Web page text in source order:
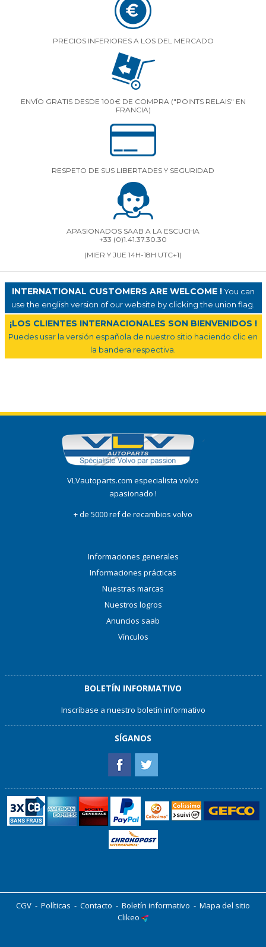
PRECIOS INFERIORES A LOS DEL MERCADO
ENVÍO GRATIS DESDE 100€ DE COMPRA ("POINTS RELAIS" EN
FRANCIA)
RESPETO DE SUS LIBERTADES Y SEGURIDAD
APASIONADOS SAAB A LA ESCUCHA
+33 (0)1.41.37.30.30
(MIER Y JUE 14H-18H UTC+1)
INTERNATIONAL CUSTOMERS ARE WELCOME !You can
use the english version of our website by clicking the union flag.
¡LOS CLIENTES INTERNACIONALES SON BIENVENIDOS !
Puedes usar la versión española de nuestro sitio haciendo clic en
la bandera respectiva.
VLVautoparts.com especialista volvo
apasionado !
+ de 5000 ref de recambios volvo
Informaciones generales
Informaciones prácticas
Nuestras marcas
Nuestros logros
Anuncios saab
Vínculos
BOLETÍN INFORMATIVO
Inscríbase a nuestro boletín informativo
SÍGANOS
CGV - Políticas - Contacto - Boletín informativo - Mapa del sitio
Clikeo